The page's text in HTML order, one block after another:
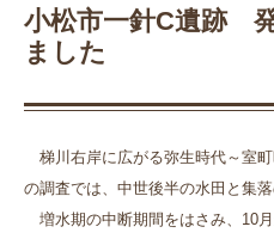
小松市一針C遺跡
ました
梯川右岸に広がる弥生時代～室
の調査では、中世後半の水田と集
増水期の中断期間をはさみ、10